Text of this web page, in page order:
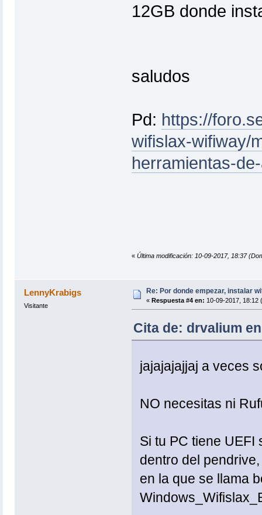
12GB donde
saludos
Pd: https://
wifislax-wifiway/
herramientas-
« Última modificación: 10-09-2017, 18:37
LennyKrabigs
Visitante
Re: Por donde empezar, instalar
« Respuesta #4 en: 10-09-2017, 18:12
Cita de: drvalium
jajajajajjaj a veces
NO necesitas ni
Si tu PC tiene
dentro del
en la que se llama